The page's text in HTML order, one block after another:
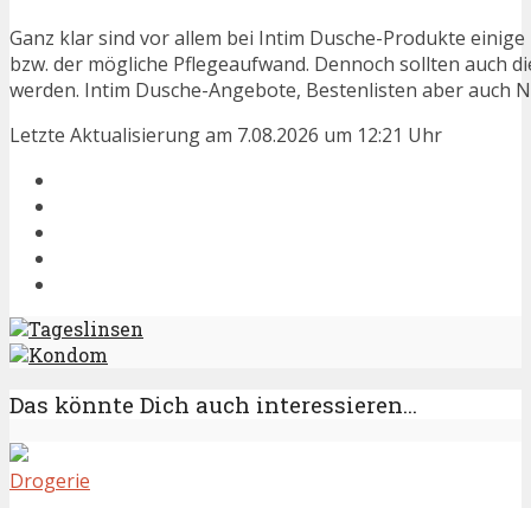
Ganz klar sind vor allem bei Intim Dusche-Produkte
bzw. der mögliche Pflegeaufwand. Dennoch sollten auch
werden. Intim Dusche-Angebote, Bestenlisten aber auch
Letzte Aktualisierung am 7.08.2026 um 12:21 Uhr
Tageslinsen
Kondom
Das könnte Dich auch interessieren...
Drogerie